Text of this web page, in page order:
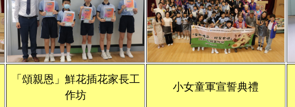
「頌親恩」鮮花插花家長工
作坊
小女童軍宣誓典禮